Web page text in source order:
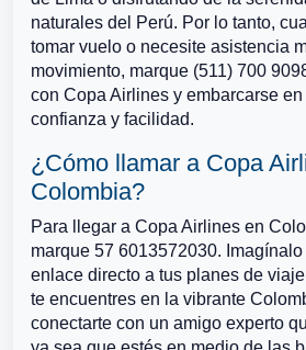
naturales del Perú. Por lo tanto,
tomar vuelo o necesite asistencia
movimiento, marque (511) 700
con Copa Airlines y embarcarse
confianza y facilidad.
¿Cómo llamar a Copa
Colombia?
Para llegar a Copa Airlines en
marque 57 6013572030.
enlace directo a tus planes de
te encuentres en la vibrante
conectarte con un amigo experto